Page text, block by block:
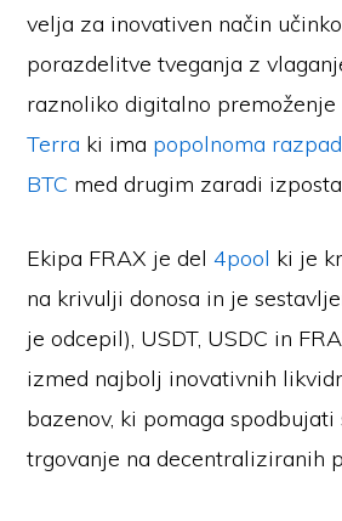
velja za inovativen način
porazdelitve tveganja z
raznoliko digitalno
Terra ki ima popolnoma
BTC med drugim zaradi
Ekipa FRAX je del4pool ki je
na krivulji donosa in je
je odcepil), USDT, USDC in
izmed najbolj inovativnih
bazenov, ki pomaga
trgovanje na decentraliziranih